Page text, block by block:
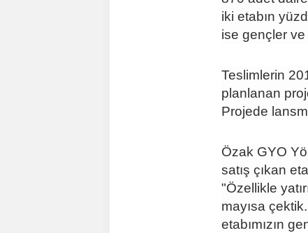
iki etabın
ise gençler ve
Teslimlerin
planlanan
Projede
Özak GYO
satış çıkan
"Özellikle
mayısa
etabımızın